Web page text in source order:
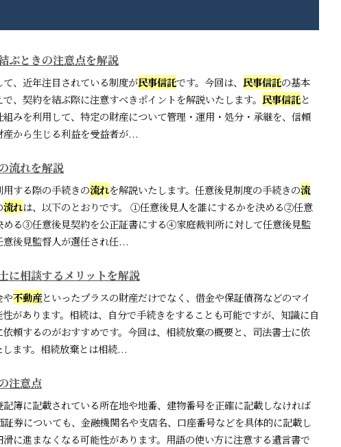
ぶときの注意点を解説
、近年注目されている制度が民事信託です。今回は、 民事信託の基本
、契約を結ぶ際に注意すべきポイントを解説いたします。 民事信託と
組みを利用して、特定の財産について管理・運用・処分・承継を、信頼
から生じる利益を受益者が...
流れを解説
する際の手続きの流れを解説いたします。任意後見制度の手続きの流
流れは、以下のとおりです。 ①任意後見人を誰にするかを決める②任意
める③任意後見契約を公正証書にする④家庭裁判所に対して任意後見監
後見監督人が選任され任...
に相談するメリットを解説
や不動産といったプラスの財産だけでなく、借金や保証債務などのマイ
があります。相続は、自分で手続きをすることも可能ですが、知識に自
頼するのがおすすめです。今回は、相続放棄の概要と、司法書士に依
ます。相続放棄とは相続...
注意点
簿に記載されている所在地や地番、建物番号を正確に記載しなければ
券についても、金融機関名や支店名、口座番号などを具体的に記載し
に進まなくなる可能性があります。用語の使い方に注意する遺言書で